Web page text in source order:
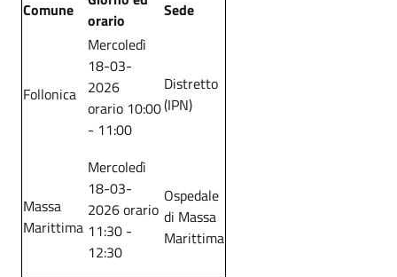
Comune
orario
Sede
Follonica
Mercoledì
18-03-
2026
orario 10:00
- 11:00
Distretto
(IPN)
Massa
Marittima
Mercoledì
18-03-
2026 orario
11:30 -
12:30
Ospedale
di Massa
Marittima